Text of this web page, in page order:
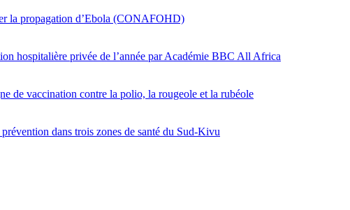
la propagation d’Ebola (CONAFOHD)
hospitalière privée de l’année par Académie BBC All Africa
de vaccination contre la polio, la rougeole et la rubéole
dans trois zones de santé du Sud-Kivu